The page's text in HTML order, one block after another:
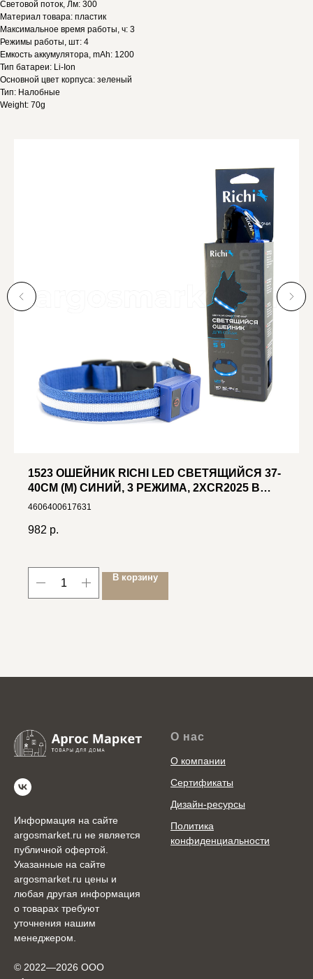
Световой поток, Лм: 300
Материал товара: пластик
Максимальное время работы, ч: 3
Режимы работы, шт: 4
Емкость аккумулятора, mAh: 1200
Тип батареи: Li-Ion
Основной цвет корпуса: зеленый
Тип: Налобные
Weight: 70g
1523 ОШЕЙНИК RICHI LED СВЕТЯЩИЙСЯ 37-
40СМ (M) СИНИЙ, 3 РЕЖИМА, 2XCR2025 В
КОМПЛ.
4606400617631
982 р.
В корзину
Информация на сайте
argosmarket.ru не является
публичной офертой.
Указанные на сайте
argosmarket.ru цены и
любая другая информация
о товарах требуют
уточнения нашим
менеджером.
© 2022—2026 ООО
О нас
О компании
Сертификаты
Дизайн-ресурсы
Политика
конфиденциальности